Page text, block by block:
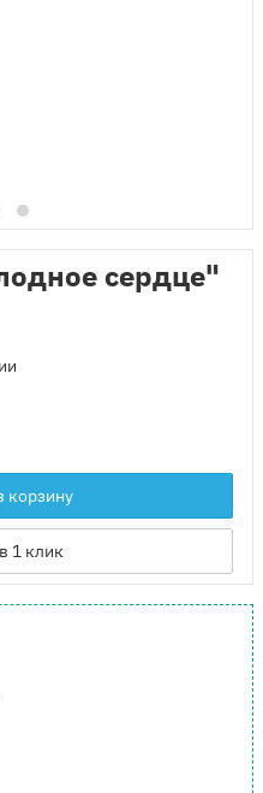
сердце"
корзину
1 клик